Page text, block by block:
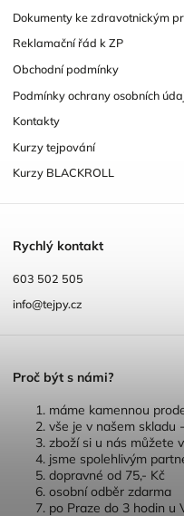
Dokumenty ke zdravotnickým
Reklamační řád k ZP
Obchodní podmínky
Podmínky ochrany osobních
Kontakty
Kurzy tejpování
Kurzy BLACKROLL
Rychlý kontakt
603 502 505
info@tejpy.cz
Proč být s námi?
máme kamennou
vše je v našem skladu
zboží si u nás můžete
jsme spolehlivým
dopravné od 75,- Kč
osobní odběr zdarma
po Praze do 3 hodin u